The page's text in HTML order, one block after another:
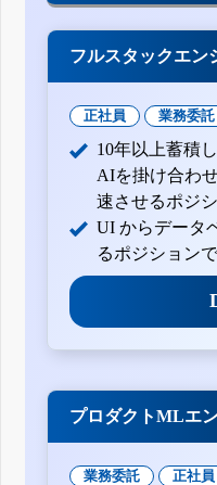
フルスタックエン
正社員 業務委託
10年以上蓄積
AIを掛け合わ
速させるポジ
UI からデータ
るポジションで
プロダクトMLエ
業務委託 正社員